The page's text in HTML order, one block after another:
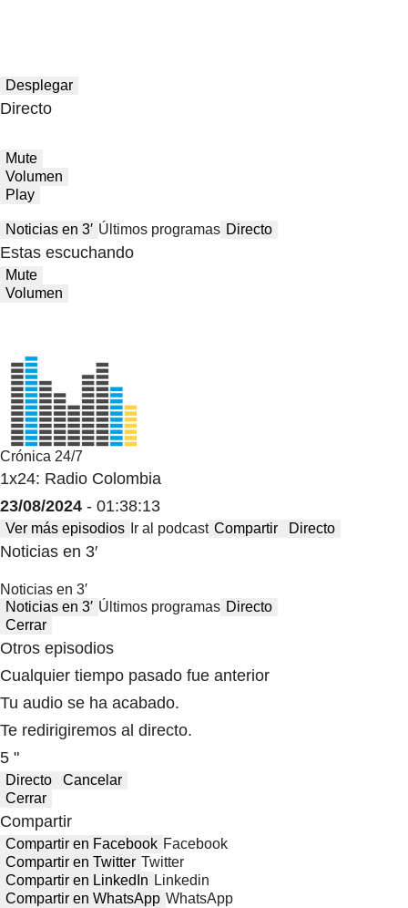
Desplegar
Directo
Mute
Volumen
Play
Noticias en 3′ Últimos programas Directo
Estas escuchando
Mute
Volumen
Crónica 24/7
1x24: Radio Colombia
23/08/2024 - 01:38:13
Ver más episodios Ir al podcast Compartir Directo
Noticias en 3′
Noticias en 3′
Noticias en 3′ Últimos programas Directo
Cerrar
Otros episodios
Cualquier tiempo pasado fue anterior
Tu audio se ha acabado.
Te redirigiremos al directo.
5 "
Directo
Cancelar
Cerrar
Compartir
Compartir en Facebook Facebook
Compartir en Twitter Twitter
Compartir en LinkedIn Linkedin
Compartir en WhatsApp WhatsApp